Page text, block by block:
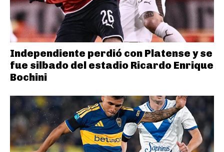
Independiente perdió con Platense y se
fue silbado del estadio Ricardo Enrique
Bochini